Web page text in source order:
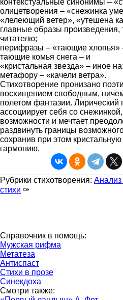
контекстуальные синонимы –
олицетворения – «снежинка
«лелеющий ветер», «утешена
главные образы
читателю;
перифразы – «тающие хлопья»
тающие комья снега – и
«кристальная звезда» – иное
метафору – «качели ветра».
Стихотворение пронизано
восхищением свободным,
полетом фантазии. Лирический
ассоциирует себя со
возможности и мечтает
раздвинуть границы
сохранив при этом
гармонию.
Рубрики стихотворения: Анализ
стихи ✑
Справочник в помощь:
Мужская рифма
Метатеза
Антиспаст
Стихи в прозе
Синекдоха
Смотри также: